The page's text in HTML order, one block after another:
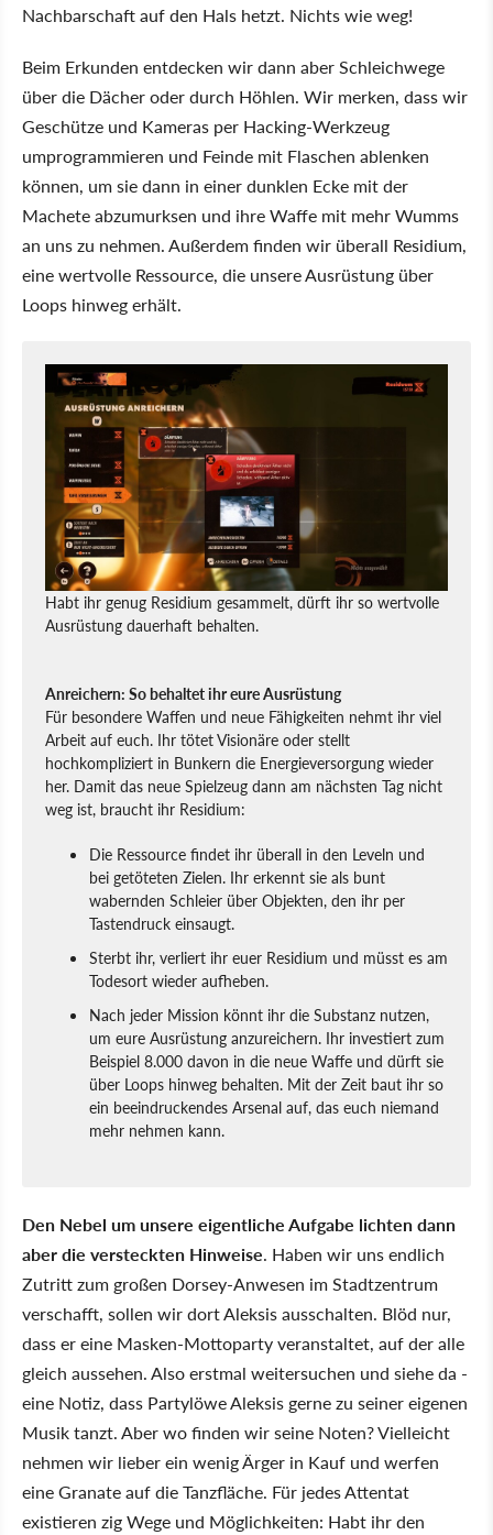
Nachbarschaft auf den Hals hetzt. Nichts wie weg!
Beim Erkunden entdecken wir dann aber Schleichwege
über die Dächer oder durch Höhlen. Wir merken, dass wir
Geschütze und Kameras per Hacking-Werkzeug
umprogrammieren und Feinde mit Flaschen ablenken
können, um sie dann in einer dunklen Ecke mit der
Machete abzumurksen und ihre Waffe mit mehr Wumms
an uns zu nehmen. Außerdem finden wir überall Residium,
eine wertvolle Ressource, die unsere Ausrüstung über
Loops hinweg erhält.
Habt ihr genug Residium gesammelt, dürft ihr so wertvolle
Ausrüstung dauerhaft behalten.
Anreichern: So behaltet ihr eure Ausrüstung
Für besondere Waffen und neue Fähigkeiten nehmt ihr viel
Arbeit auf euch. Ihr tötet Visionäre oder stellt
hochkompliziert in Bunkern die Energieversorgung wieder
her. Damit das neue Spielzeug dann am nächsten Tag nicht
weg ist, braucht ihr Residium:
Die Ressource findet ihr überall in den Leveln und
bei getöteten Zielen. Ihr erkennt sie als bunt
wabernden Schleier über Objekten, den ihr per
Tastendruck einsaugt.
Sterbt ihr, verliert ihr euer Residium und müsst es am
Todesort wieder aufheben.
Nach jeder Mission könnt ihr die Substanz nutzen,
um eure Ausrüstung anzureichern. Ihr investiert zum
Beispiel 8.000 davon in die neue Waffe und dürft sie
über Loops hinweg behalten. Mit der Zeit baut ihr so
ein beeindruckendes Arsenal auf, das euch niemand
mehr nehmen kann.
Den Nebel um unsere eigentliche Aufgabe lichten dann
aber die versteckten Hinweise. Haben wir uns endlich
Zutritt zum großen Dorsey-Anwesen im Stadtzentrum
verschafft, sollen wir dort Aleksis ausschalten. Blöd nur,
dass er eine Masken-Mottoparty veranstaltet, auf der alle
gleich aussehen. Also erstmal weitersuchen und siehe da -
eine Notiz, dass Partylöwe Aleksis gerne zu seiner eigenen
Musik tanzt. Aber wo finden wir seine Noten? Vielleicht
nehmen wir lieber ein wenig Ärger in Kauf und werfen
eine Granate auf die Tanzfläche. Für jedes Attentat
existieren zig Wege und Möglichkeiten: Habt ihr den